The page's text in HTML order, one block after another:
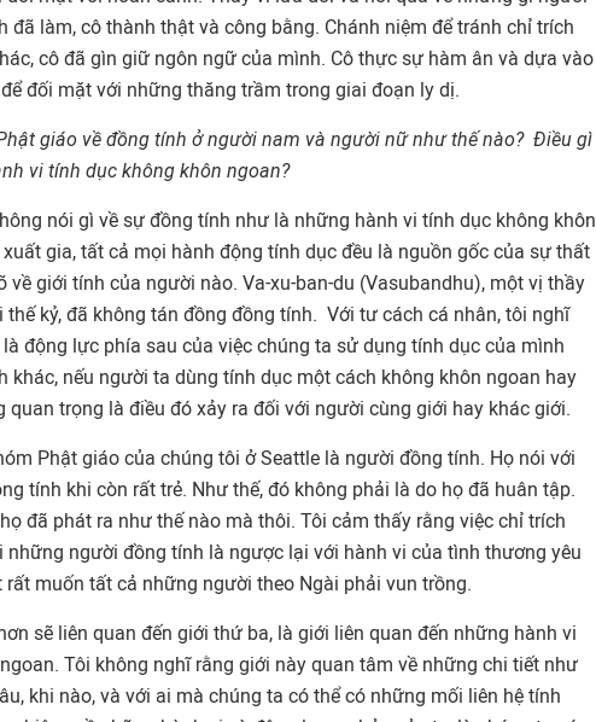
đã làm, cô thành thật và công bằng. Chánh niệm để tránh chỉ trích
cô đã gìn giữ ngôn ngữ của mình. Cô thực sự hàm ân và dựa vào
đối mặt với những thăng trầm trong giai đoạn ly dị.
giáo về đồng tính ở người nam và người nữ như thế nào? Điều gì
vi tính dục không khôn ngoan?
nói gì về sự đồng tính như là những hành vi tính dục không khôn
gia, tất cả mọi hành động tính dục đều là nguồn gốc của sự thất
về giới tính của người nào. Va-xu-ban-du (Vasubandhu), một vị thầy
kỷ, đã không tán đồng đồng tính. Với tư cách cá nhân, tôi nghĩ
động lực phía sau của việc chúng ta sử dụng tính dục của mình
khác, nếu người ta dùng tính dục một cách không khôn ngoan hay
quan trọng là điều đó xảy ra đối với người cùng giới hay khác giới.
Phật giáo của chúng tôi ở Seattle là người đồng tính. Họ nói với
tính khi còn rất trẻ. Như thế, đó không phải là do họ đã huân tập.
đã phát ra như thế nào mà thôi. Tôi cảm thấy rằng việc chỉ trích
những người đồng tính là ngược lại với hành vi của tình thương yêu
muốn tất cả những người theo Ngài phải vun trồng.
sẽ liên quan đến giới thứ ba, là giới liên quan đến những hành vi
Tôi không nghĩ rằng giới này quan tâm về những chi tiết như
khi nào, và với ai mà chúng ta có thể có những mối liên hệ tính